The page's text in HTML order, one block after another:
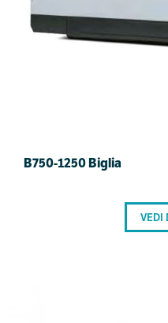
B750-1250 Biglia
VEDI